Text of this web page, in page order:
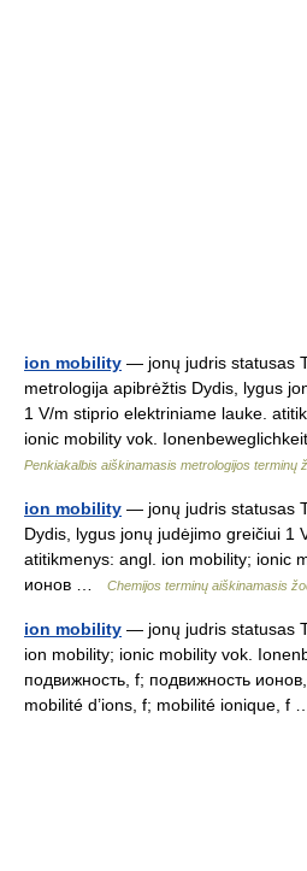
ion mobility — jonų judris statusas
metrologija apibrėžtis Dydis, lygus
1 V/m stiprio elektriniame lauke.
ionic mobility vok.
Penkiakalbis aiškinamasis metrologijos terminų
ion mobility — jonų judris statusas
Dydis, lygus jonų judėjimo greičiui 1
atitikmenys: angl. ion mobility; ionic
ионов …
Chemijos terminų aiškinamasis
ion mobility — jonų judris statusas
ion mobility; ionic mobility vok.
подвижность, f; подвижность
mobilité d’ions, f; mobilité ionique, f